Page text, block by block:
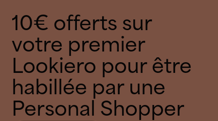
10€ offerts sur
votre premier
Lookiero pour être
habillée par une
Personal Shopper